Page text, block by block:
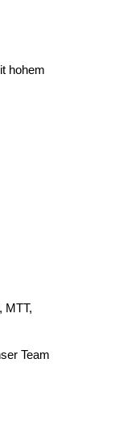
hohem
MTT,
Team